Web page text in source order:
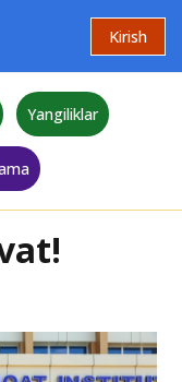
Kirish
Yangiliklar